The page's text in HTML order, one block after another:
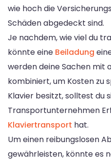
wie hoch die
Schäden abgedeckt sind.
Je nachdem, wie viel du
könnte eine Beiladung
werden deine Sachen mit
kombiniert, um Kosten zu
Klavier besitzt, solltest du
Transportunternehmen
Klaviertransport hat.
Um einen reibungslosen
gewährleisten, könnte es